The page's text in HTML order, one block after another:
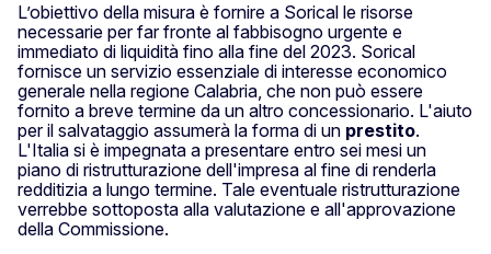
L’obiettivo della misura è fornire a Sorical le risorse
necessarie per far fronte al fabbisogno urgente e
immediato di liquidità fino alla fine del 2023. Sorical
fornisce un servizio essenziale di interesse economico
generale nella regione Calabria, che non può essere
fornito a breve termine da un altro concessionario. L'aiuto
per il salvataggio assumerà la forma di un prestito.
L'Italia si è impegnata a presentare entro sei mesi un
piano di ristrutturazione dell'impresa al fine di renderla
redditizia a lungo termine. Tale eventuale ristrutturazione
verrebbe sottoposta alla valutazione e all'approvazione
della Commissione.